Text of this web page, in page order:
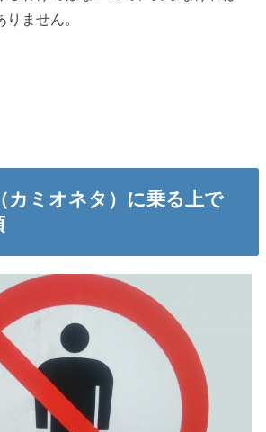
ません。
カミオネタ）に乗る上で